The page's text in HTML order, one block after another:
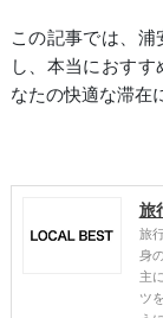
この記事では、
し、本当におす
なたの快適な滞在
旅
旅
身
主
ツ